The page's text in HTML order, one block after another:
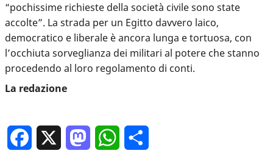
“pochissime richieste della società civile sono state
accolte”. La strada per un Egitto davvero laico,
democratico e liberale è ancora lunga e tortuosa, con
l’occhiuta sorveglianza dei militari al potere che stanno
procedendo al loro regolamento di conti.
La redazione
Facebook MastodonWhatsApp